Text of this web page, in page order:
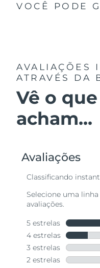
VOCÊ PODE
AVALIAÇÕES
ATRAVÉS DA
Vê o
acham...